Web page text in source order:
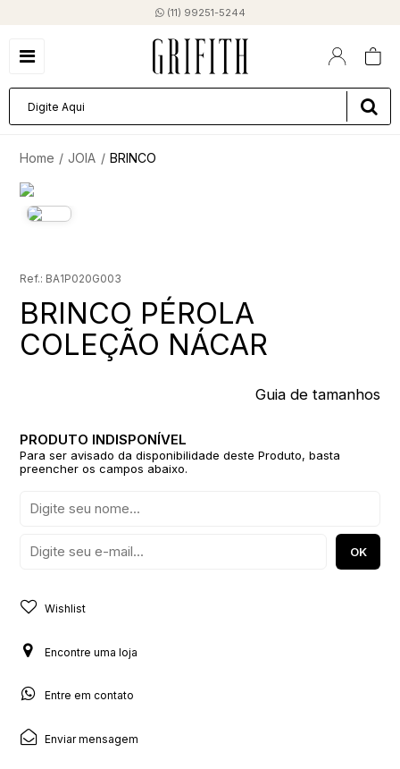
(11) 99251-5244
JOIA BRINCO
BA1P020G003
BRINCO PÉROLA
COLEÇÃO NÁCAR
Guia de tamanhos
Para ser avisado da disponibilidade deste Produto, basta
preencher os campos abaixo.
Wishlist
Encontre uma loja
Entre em contato
Enviar mensagem